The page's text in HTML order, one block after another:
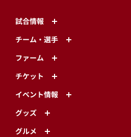
試合情報
チーム・選手
ファーム
チケット
イベント情報
グッズ
グルメ